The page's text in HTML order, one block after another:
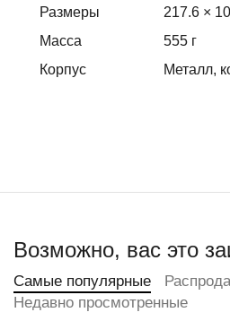
Размеры
217.6 ×
Масса
555 г
Корпус
Металл,
Возможно, вас это
Самые популярные
Недавно просмотренные